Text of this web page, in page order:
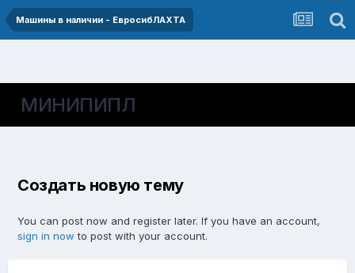
Машины в наличии - ЕвросибЛАХТА
МИНИПИПЛ
Создать новую тему
You can post now and register later. If you have an account,
sign in now to post with your account.